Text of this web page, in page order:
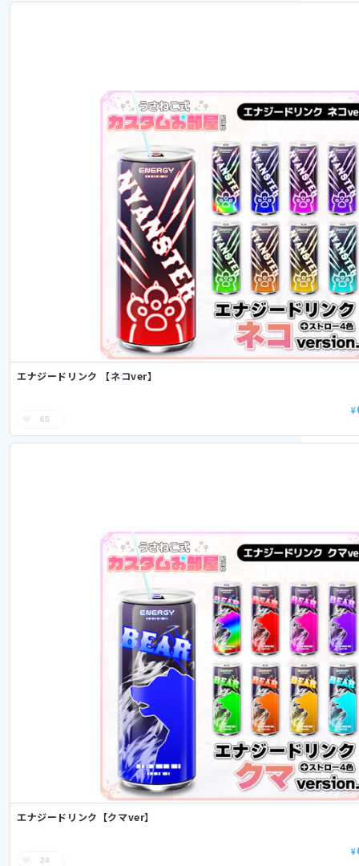
エナジードリンク 【ネコver】
65
¥
エナジードリンク【クマver】
24
¥